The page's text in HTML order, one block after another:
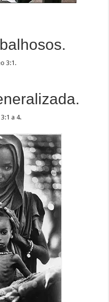
3:1.
a 4.